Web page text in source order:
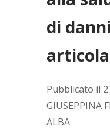
di
Pubblicato il
GIUSEPPINA
ALBA